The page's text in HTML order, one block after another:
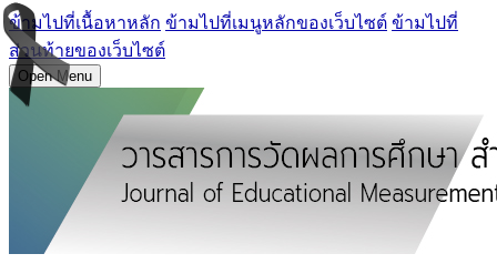
ข้ามไปที่เนื้อหาหลัก ข้ามไปที่เมนูหลักของเว็บไซต์ ข้ามไปที่
ส่วนท้ายของเว็บไซต์
Open Menu